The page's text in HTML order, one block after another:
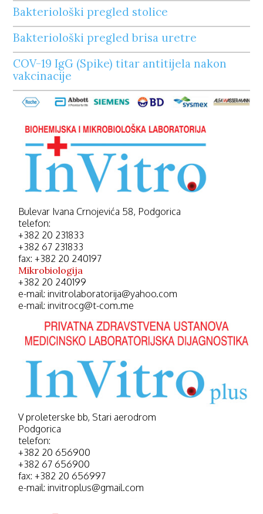
Bakteriološki pregled stolice
Bakteriološki pregled brisa uretre
COV-19 IgG (Spike) titar antitijela nakon
vakcinacije
Bulevar Ivana Crnojevića 58, Podgorica
telefon:
+382 20 231833
+382 67 231833
fax: +382 20 240197
Mikrobiologija
+382 20 240199
e-mail: invitrolaboratorija@yahoo.com
e-mail: invitrocg@t-com.me
V proleterske bb, Stari aerodrom
Podgorica
telefon:
+382 20 656900
+382 67 656900
fax: +382 20 656997
e-mail: invitroplus@gmail.com